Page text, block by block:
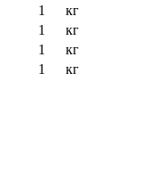
1
кг
1
кг
1
кг
1 кг